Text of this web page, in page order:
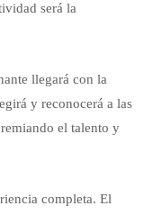
será la
llegará con la
y reconocerá a las
el talento y
completa. El